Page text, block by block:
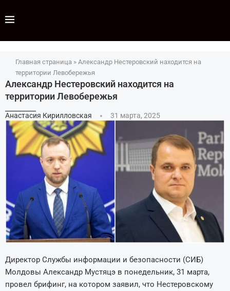
Главная страница » Александр Нестеровский находится на
территории Левобережья
Александр Нестеровский находится на
территории Левобережья
Анастасия Кирилловская 31 марта, 2025
Директор Службы информации и безопасности (СИБ)
Молдовы Александр Мустяцэ в понедельник, 31 марта,
провел брифинг, на котором заявил, что Нестеровскому